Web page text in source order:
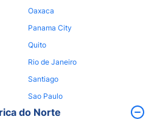
Oaxaca
Panama City
Quito
Rio de Janeiro
Santiago
Sao Paulo
do Norte